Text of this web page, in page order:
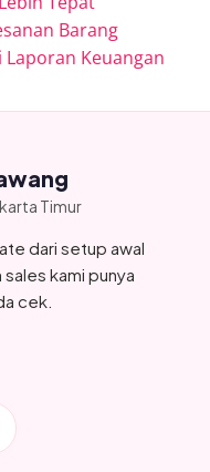
Barang
Keuangan
Timur
dari setup awal
sales kami punya
cek.